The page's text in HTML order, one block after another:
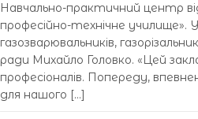
Навчально-практичний центр
професійно-технічне
газозварювальників,
ради Михайло Головко. «Цей
професіоналів. Попереду,
для нашого […]